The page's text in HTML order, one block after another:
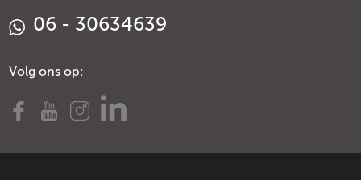
06 - 30634639
Volg ons op: